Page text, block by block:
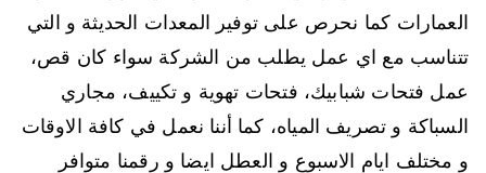
العمارات كما نحرص على توفير المعدات الحديثة و التي
تتناسب مع اي عمل يطلب من الشركة سواء كان قص،
عمل فتحات شبابيك، فتحات تهوية و تكييف، مجاري
السباكة و تصريف المياه، كما أننا نعمل في كافة الاوقات
و مختلف ايام الاسبوع و العطل ايضا و رقمنا متوافر